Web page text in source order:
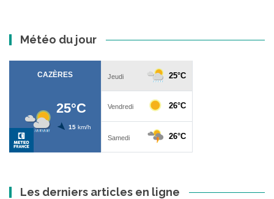
Météo du jour
Les derniers articles en ligne